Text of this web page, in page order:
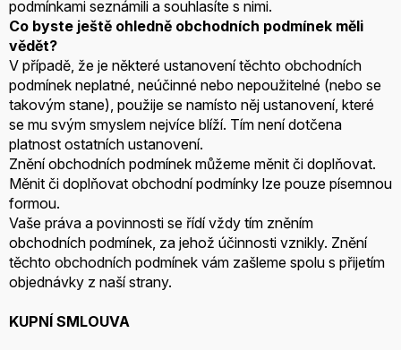
podmínkami seznámili a souhlasíte s nimi.
Co byste ještě ohledně obchodních podmínek měli
vědět?
V případě, že je některé ustanovení těchto obchodních
podmínek neplatné, neúčinné nebo nepoužitelné (nebo se
takovým stane), použije se namísto něj ustanovení, které
se mu svým smyslem nejvíce blíží. Tím není dotčena
platnost ostatních ustanovení.
Znění obchodních podmínek můžeme měnit či doplňovat.
Měnit či doplňovat obchodní podmínky lze pouze písemnou
formou.
Vaše práva a povinnosti se řídí vždy tím zněním
obchodních podmínek, za jehož účinnosti vznikly. Znění
těchto obchodních podmínek vám zašleme spolu s přijetím
objednávky z naší strany.
KUPNÍ SMLOUVA